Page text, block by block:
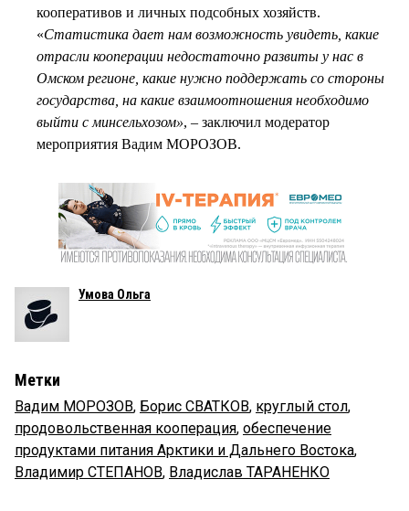
кооперативов и личных подсобных хозяйств.
«Статистика дает нам возможность увидеть, какие
отрасли кооперации недостаточно развиты у нас в
Омском регионе, какие нужно поддержать со стороны
государства, на какие взаимоотношения необходимо
выйти с минсельхозом», – заключил модератор
мероприятия Вадим МОРОЗОВ.
Умова Ольга
Метки
Вадим МОРОЗОВ, Борис СВАТКОВ, круглый стол,
продовольственная кооперация, обеспечение
продуктами питания Арктики и Дальнего Востока,
Владимир СТЕПАНОВ, Владислав ТАРАНЕНКО